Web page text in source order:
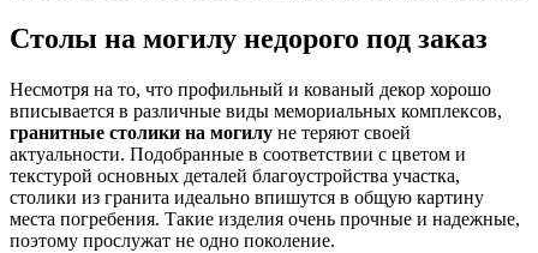
Столы на могилу недорого под заказ
Несмотря на то, что профильный и кованый декор хорошо
вписывается в различные виды мемориальных комплексов,
гранитные столики на могилу не теряют своей
актуальности. Подобранные в соответствии с цветом и
текстурой основных деталей благоустройства участка,
столики из гранита идеально впишутся в общую картину
места погребения. Такие изделия очень прочные и надежные,
поэтому прослужат не одно поколение.